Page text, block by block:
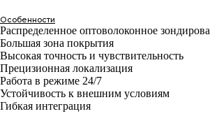
Особенности
Распределенное оптоволоконное
Большая зона покрытия
Высокая точность и чувствительность
Прецизионная локализация
Работа в режиме 24/7
Устойчивость к внешним условиям
Гибкая интеграция